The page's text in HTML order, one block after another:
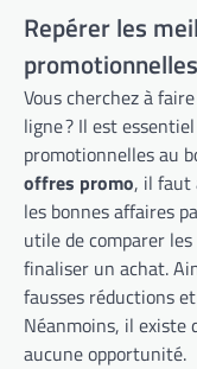
Repérer les
promotionnelles
Vous cherchez à
ligne ? Il est
promotionnelles au
offres promo, il faut
les bonnes affaires
utile de comparer
finaliser un achat.
fausses réductions
Néanmoins, il existe
aucune opportunité.